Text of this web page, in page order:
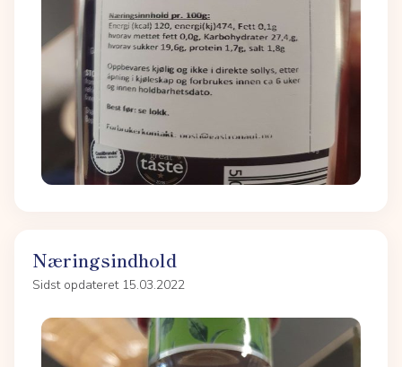
Næringsindhold
Sidst opdateret 15.03.2022